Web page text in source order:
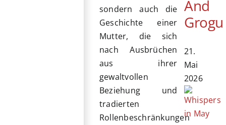
sondern auch die
Geschichte einer
Mutter, die sich
nach Ausbrüchen
aus ihrer
gewaltvollen
Beziehung und
tradierten
Rollenbeschränkungen
And
Grogu
21.
Mai
2026